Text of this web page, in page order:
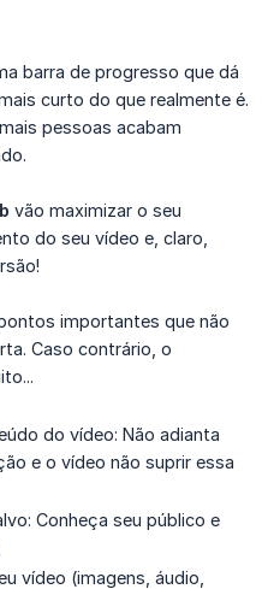
barra de progresso que dá
curto do que realmente é.
pessoas acabam
vão maximizar o seu
do seu vídeo e, claro,
importantes que não
Caso contrário, o
do vídeo: Não adianta
e o vídeo não suprir essa
Conheça seu público e
vídeo (imagens, áudio,